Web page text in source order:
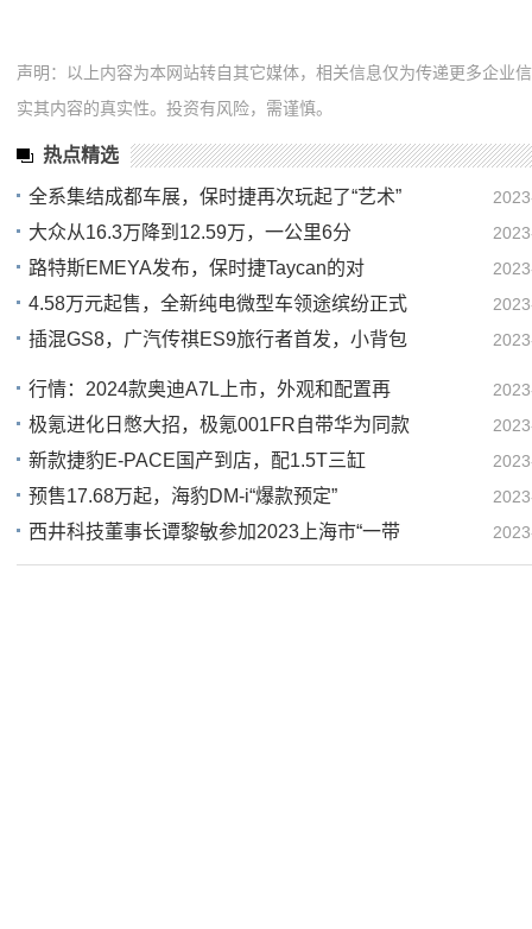
声明：以上内容为本网站转自其它媒体，相关信息仅为传递更多企业
实其内容的真实性。投资有风险，需谨慎。
热点精选
全系集结成都车展，保时捷再次玩起了“艺术”
大众从16.3万降到12.59万，一公里6分
路特斯EMEYA发布，保时捷Taycan的对
4.58万元起售，全新纯电微型车领途缤纷正式
插混GS8，广汽传祺ES9旅行者首发，小背包
行情：2024款奥迪A7L上市，外观和配置再
极氪进化日憋大招，极氪001FR自带华为同款
新款捷豹E-PACE国产到店，配1.5T三缸
预售17.68万起，海豹DM-i“爆款预定”
西井科技董事长谭黎敏参加2023上海市“一带